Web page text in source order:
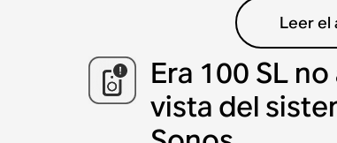
Leer el
Era 100 SL
vista del